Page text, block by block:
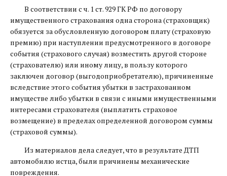
В соответствии с ч. 1 ст. 929 ГК РФ по договору
имущественного страхования одна сторона (страховщик)
обязуется за обусловленную договором плату (страховую
премию) при наступлении предусмотренного в договоре
события (страхового случая) возместить другой стороне
(страхователю) или иному лицу, в пользу которого
заключен договор (выгодоприобретателю), причиненные
вследствие этого события убытки в застрахованном
имуществе либо убытки в связи с иными имущественными
интересами страхователя (выплатить страховое
возмещение) в пределах определенной договором суммы
(страховой суммы).
Из материалов дела следует, что в результате ДТП
автомобилю истца, были причинены механические
повреждения.